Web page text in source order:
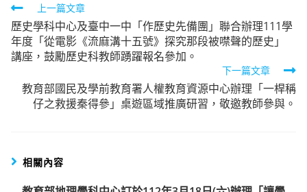
Read
more
articles
上一篇文章
歷史學科中心及臺中一中「作歷史先備團」聯合辦理111學
年度「從電影《流麻溝十五號》探究那段被噤聲的歷史」
講座，鼓勵歷史科教師踴躍報名參加。
下一篇文章
教育部國民及學前教育署人權教育資源中心辦理「一桿稱
仔之救援秦得參」桌遊區域推廣研習，敬邀教師參與。
相關內容